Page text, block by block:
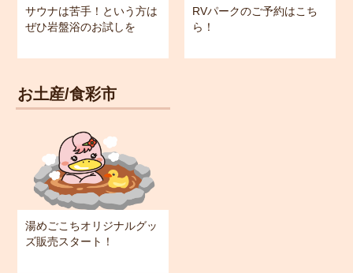
サウナは苦手！という方は
ぜひ岩盤浴のお試しを
RVパークのご予約はこち
ら！
お土産/食彩市
湯めごこちオリジナルグッ
ズ販売スタート！